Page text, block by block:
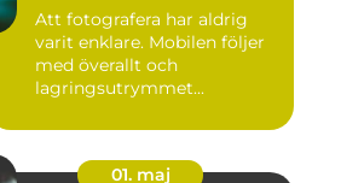
Att fotografera har aldrig
varit enklare. Mobilen följer
med överallt och
lagringsutrymmet...
01. maj